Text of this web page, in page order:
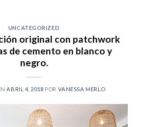
UNCATEGORIZED
original con patchwork
de cemento en blanco y
negro.
ABRIL 4, 2018 POR VANESSA MERLO